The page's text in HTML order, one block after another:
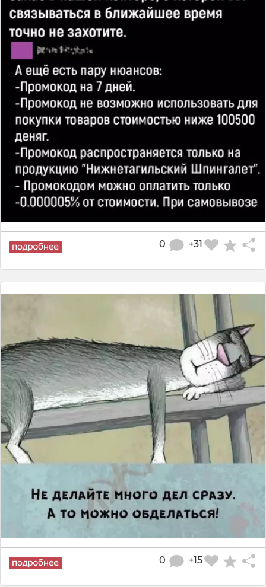
+31
0
+15
0